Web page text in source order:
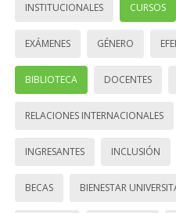
INSTITUCIONALES CURSOS
EXÁMENES GÉNERO
BIBLIOTECA DOCENTES
RELACIONES INTERNACIONALES
INGRESANTES INCLUSIÓN
BECAS BIENESTAR